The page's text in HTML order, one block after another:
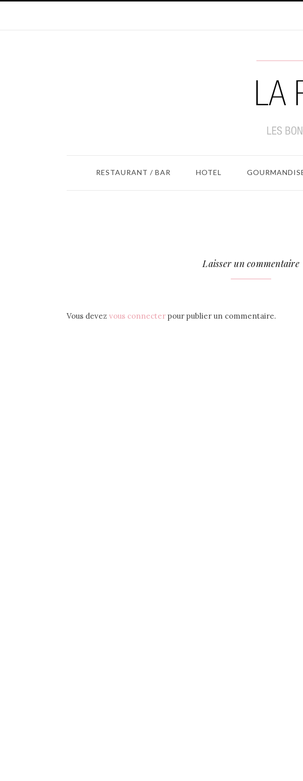
RESTAURANT / BAR HOTEL
Laisser un commentaire
Vous devez vous connecter pour publier un commentaire.